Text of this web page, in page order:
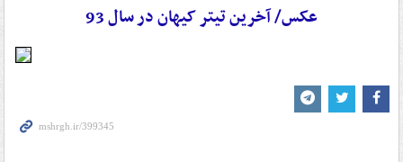
عکس/ آخرین تیتر کیهان در سال 93